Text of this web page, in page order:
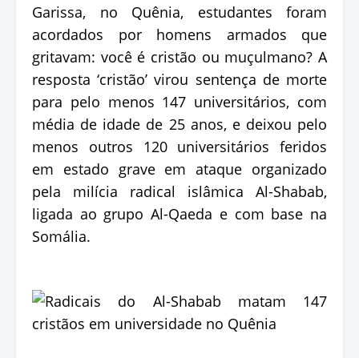
Garissa, no Quênia, estudantes foram
acordados por homens armados que
gritavam: você é cristão ou muçulmano? A
resposta ‘cristão’ virou sentença de morte
para pelo menos 147 universitários, com
média de idade de 25 anos, e deixou pelo
menos outros 120 universitários feridos
em estado grave em ataque organizado
pela milícia radical islâmica Al-Shabab,
ligada ao grupo Al-Qaeda e com base na
Somália.